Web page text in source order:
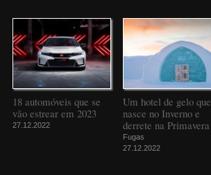
18 automóveis que se
vão estrear em 2023
27.12.2022
Um hotel de gelo que
nasce no Inverno e
derrete na Primavera
Fugas
27.12.2022